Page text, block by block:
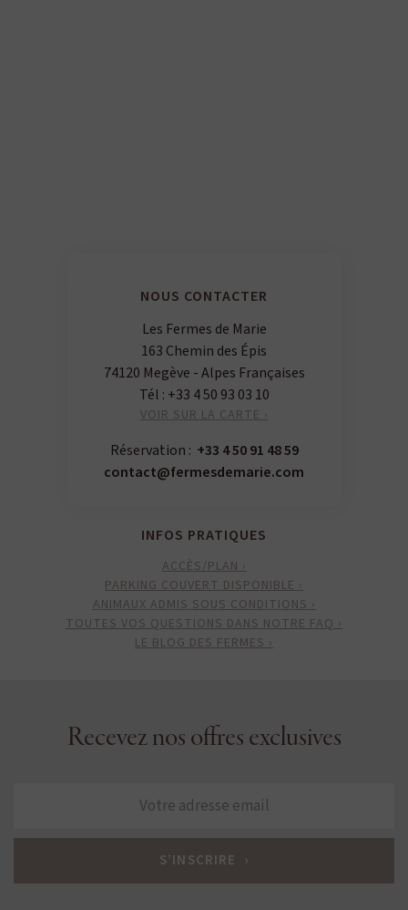
Recevez nos offres exclusives
NOUS CONTACTER
Les Fermes de Marie
163 Chemin des Épis
74120 Megève - Alpes Françaises
Tél : +33 4 50 93 03 10
VOIR SUR LA CARTE ›
Réservation : +33 4 50 91 48 59
contact@fermesdemarie.com
INFOS PRATIQUES
ACCÈS/PLAN ›
PARKING COUVERT DISPONIBLE ›
ANIMAUX ADMIS SOUS CONDITIONS ›
TOUTES VOS QUESTIONS DANS NOTRE FAQ ›
LE BLOG DES FERMES ›